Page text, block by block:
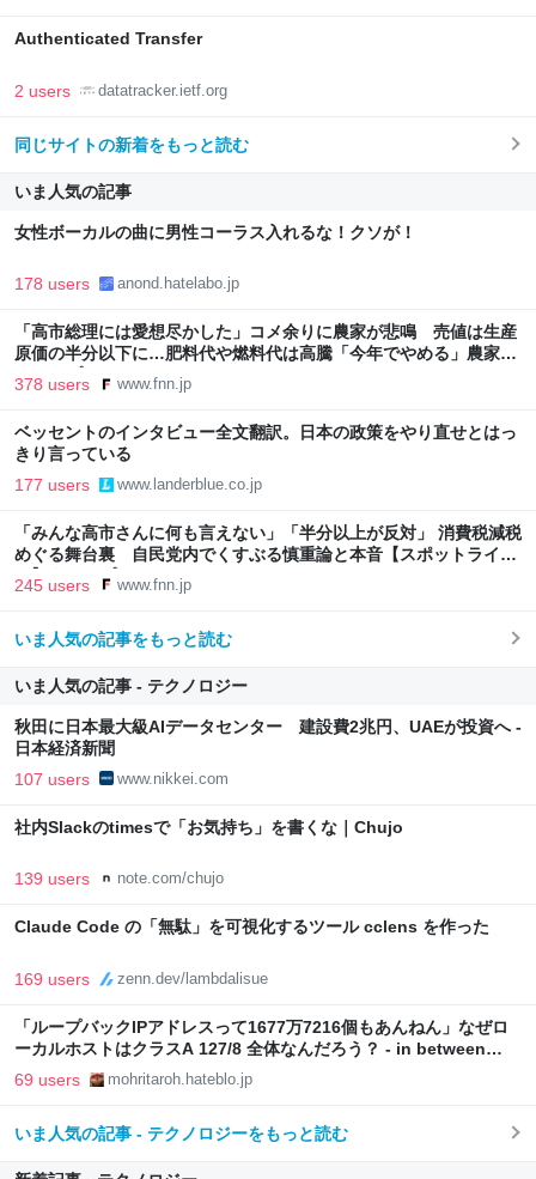
Authenticated Transfer
2 users datatracker.ietf.org
同じサイトの新着をもっと読む
いま人気の記事
女性ボーカルの曲に男性コーラス入れるな！クソが！
178 users anond.hatelabo.jp
「高市総理には愛想尽かした」コメ余りに農家が悲鳴 売値は生産
原価の半分以下に…肥料代や燃料代は高騰「今年でやめる」農家も
｜FNNプライムオンライン
378 users www.fnn.jp
ベッセントのインタビュー全文翻訳。日本の政策をやり直せとはっ
きり言っている
177 users www.landerblue.co.jp
「みんな高市さんに何も言えない」「半分以上が反対」 消費税減税
めぐる舞台裏 自民党内でくすぶる慎重論と本音【スポットライ
ト】｜FNNプライムオンライン
245 users www.fnn.jp
いま人気の記事をもっと読む
いま人気の記事 - テクノロジー
秋田に日本最大級AIデータセンター 建設費2兆円、UAEが投資へ -
日本経済新聞
107 users www.nikkei.com
社内Slackのtimesで「お気持ち」を書くな｜Chujo
139 users note.com/chujo
Claude Code の「無駄」を可視化するツール cclens を作った
169 users zenn.dev/lambdalisue
「ループバックIPアドレスって1677万7216個もあんねん」なぜロ
ーカルホストはクラスA 127/8 全体なんだろう？ - in between
days
69 users mohritaroh.hateblo.jp
いま人気の記事 - テクノロジーをもっと読む